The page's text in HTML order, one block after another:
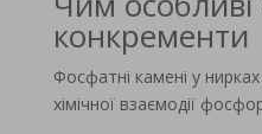
конкременти
Фосфатні камені у
хімічної взаємодії